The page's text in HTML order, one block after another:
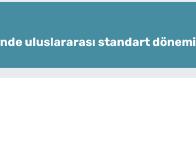
uluslararası standart dönemi